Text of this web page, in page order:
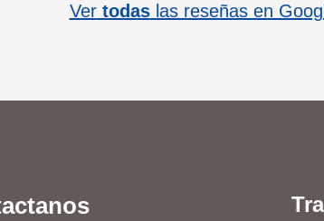
Vertodaslas reseñas en